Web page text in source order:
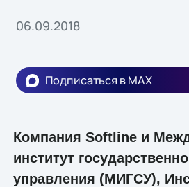
06.09.2018
Подписаться в MAX
Компания Softline и
институт
управления (МИГСУ),